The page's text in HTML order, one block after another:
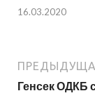
16.03.2020
Генсек ОДКБ